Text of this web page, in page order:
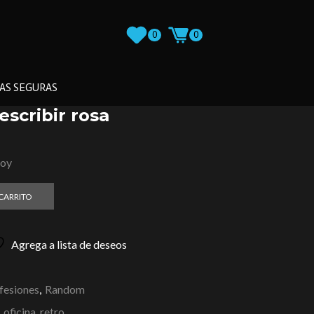
0 0
SEGURAS
rosa
Agrega a lista de deseos
, Random